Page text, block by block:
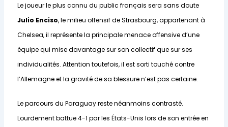
Le joueur le plus connu du public français sera sans doute
Julio Enciso, le milieu offensif de Strasbourg, appartenant à
Chelsea, il représente la principale menace offensive d’une
équipe qui mise davantage sur son collectif que sur ses
individualités. Attention toutefois, il est sorti touché contre
l’Allemagne et la gravité de sa blessure n’est pas certaine.
Le parcours du Paraguay reste néanmoins contrasté.
Lourdement battue 4-1 par les États-Unis lors de son entrée en